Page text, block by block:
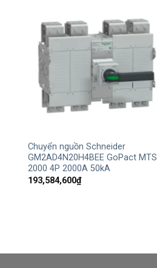
Chuyển nguồn Schneider
GM2AD4N20H4BEE GoPact MTS
2000 4P 2000A 50kA
193,584,600₫